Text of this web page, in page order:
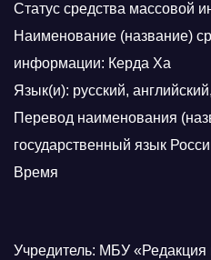
Статус средства массовой
Наименование (название)
информации: Керда Ха
Язык(и): русский,
Перевод наименования
государственный язык
Время
Учредитель: МБУ «Редакция